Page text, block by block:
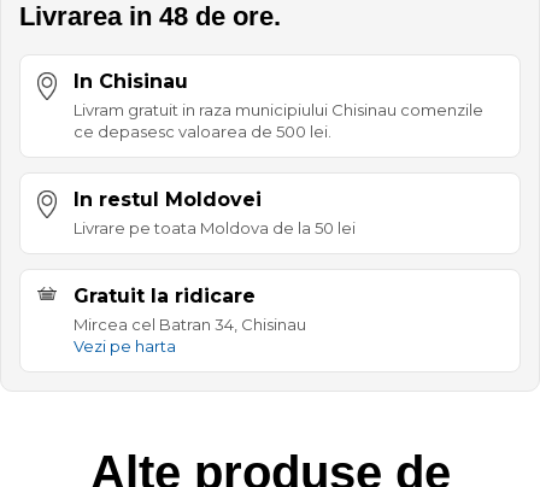
Livrarea in 48 de ore.
In Chisinau
Livram gratuit in raza municipiului Chisinau comenzile
ce depasesc valoarea de 500 lei.
In restul Moldovei
Livrare pe toata Moldova de la 50 lei
Gratuit la ridicare
Mircea cel Batran 34, Chisinau
Vezi pe harta
Alte produse de